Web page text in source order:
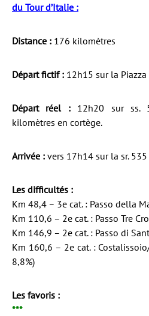
du Tour d’Italie :
Distance : 176 kilomètres
Départ fictif : 12h15 sur la
Départ réel :12h20 sur ss.
kilomètres en cortège.
Arrivée : vers 17h14 sur la sr.
Les difficultés :
Km 48,4 – 3e cat. : Passo della
Km 110,6 – 2e cat. : Passo Tre
Km 146,9 – 2e cat. : Passo di
Km 160,6 – 2e cat. :
8,8%)
Les favoris :
***